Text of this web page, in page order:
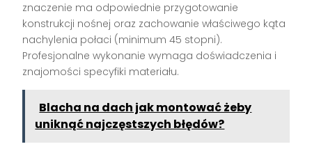
znaczenie ma odpowiednie przygotowanie
konstrukcji nośnej oraz zachowanie właściwego kąta
nachylenia połaci (minimum 45 stopni).
Profesjonalne wykonanie wymaga doświadczenia i
znajomości specyfiki materiału.
Blacha na dach jak montować żeby
uniknąć najczęstszych błędów?